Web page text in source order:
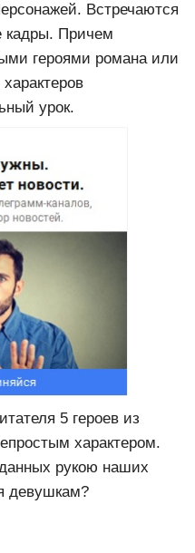
Встречаются
кадры. Причем
героями романа или
урок.
5 героев из
характером.
рукою наших
девушкам?